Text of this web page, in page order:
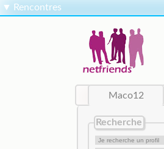
▼ Rencontres
Maco12
Recherche